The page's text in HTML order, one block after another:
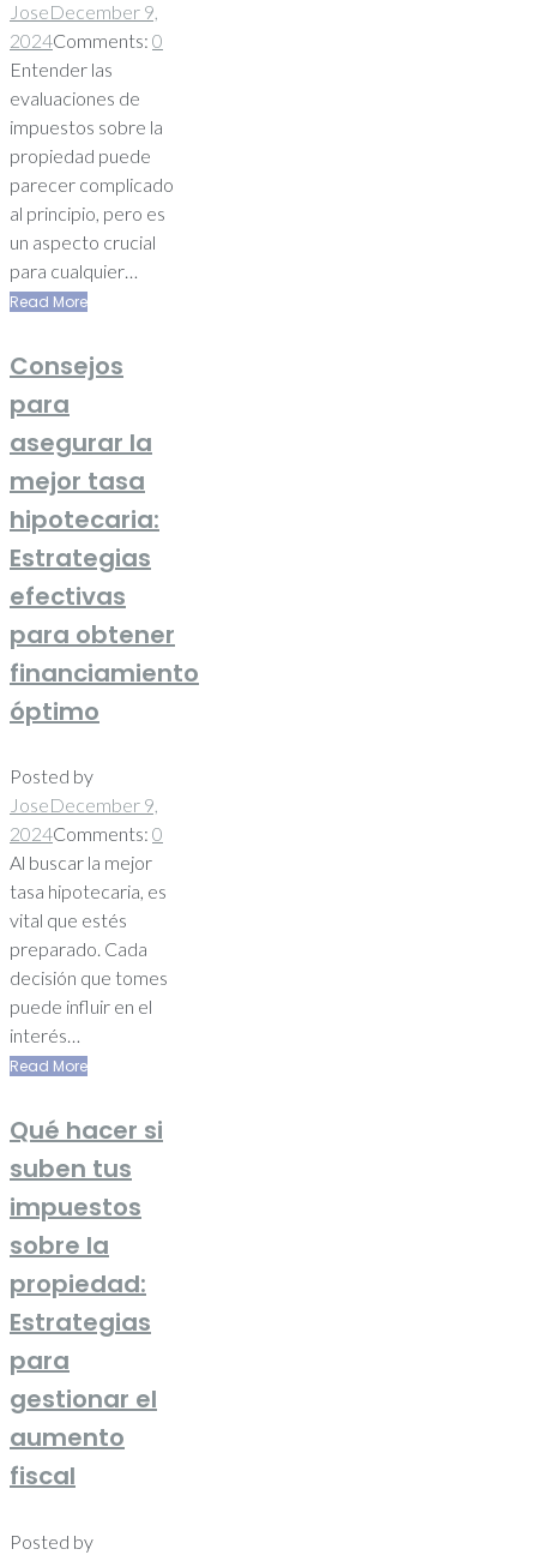
JoseDecember 9,
2024Comments: 0
Entender las
evaluaciones de
impuestos sobre la
propiedad puede
parecer complicado
al principio, pero es
un aspecto crucial
para cualquier…
Read More
Consejos
para
asegurar la
mejor tasa
hipotecaria:
Estrategias
efectivas
para obtener
financiamiento
óptimo
Posted by
JoseDecember 9,
2024Comments: 0
Al buscar la mejor
tasa hipotecaria, es
vital que estés
preparado. Cada
decisión que tomes
puede influir en el
interés…
Read More
Qué hacer si
suben tus
impuestos
sobre la
propiedad:
Estrategias
para
gestionar el
aumento
fiscal
Posted by